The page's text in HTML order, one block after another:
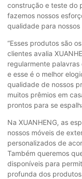
construção e teste do
fazemos nossos
qualidade para nossos
“Esses produtos são
clientes avalia
regularmente
e esse é o melhor
qualidade de nossos
muitos prêmios em
prontos para se
Na XUANHENG, as
nossos móveis de
personalizados de
Também queremos
disponíveis para
profunda dos